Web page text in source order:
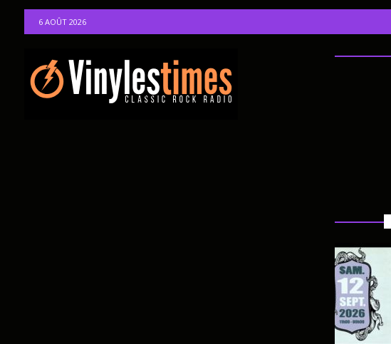
6 AOÛT 2026